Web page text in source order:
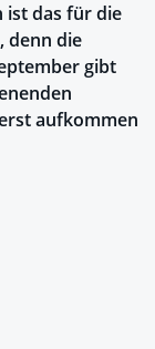
ist das für die
denn die
gibt
aufkommen